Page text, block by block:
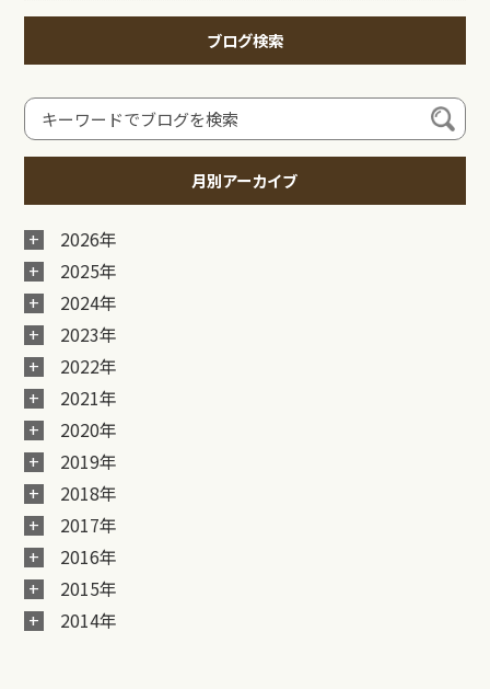
ブログ検索
月別アーカイブ
2026年
2025年
2024年
2023年
2022年
2021年
2020年
2019年
2018年
2017年
2016年
2015年
2014年